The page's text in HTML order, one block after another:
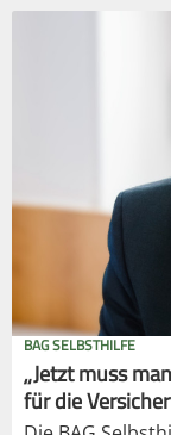
BAG SELBSTHILFE
„Jetzt muss
für die